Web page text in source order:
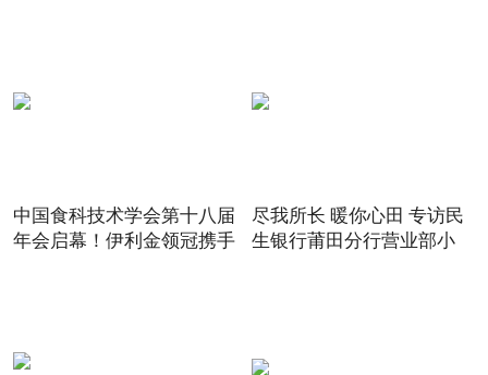
中国食科技术学会第十八届
年会启幕！伊利金领冠携手
尽我所长 暖你心田 专访民
生银行莆田分行营业部小